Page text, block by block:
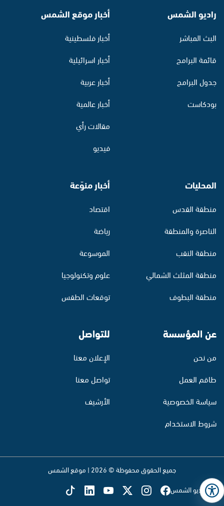
راديو الشمس
البث المباشر
قائمة البرامج
جدول البرامج
بودكاست
أخبار موقع الشمس
أخبار فلسطينية
أخبار اسرائيلية
أخبار عربية
أخبار عالمية
مقالات رأي
فيديو
المحليات
منطقة القدس
الناصرة والمنطقة
منطقة النقب
منطقة المثلث الشمالي
منطقة البطوف
أخبار منوّعة
اقتصاد
رياضة
الموسوعة
علوم وتكنولوجيا
توقعات الطقس
عن المؤسسة
من نحن
طاقم العمل
سياسة الخصوصية
شروط الاستخدام
للتواصل
الإعلان معنا
تواصل معنا
الأرشيف
جميع الحقوق محفوظة © 2026 | موقع الشمس
تابع راديو الشمس